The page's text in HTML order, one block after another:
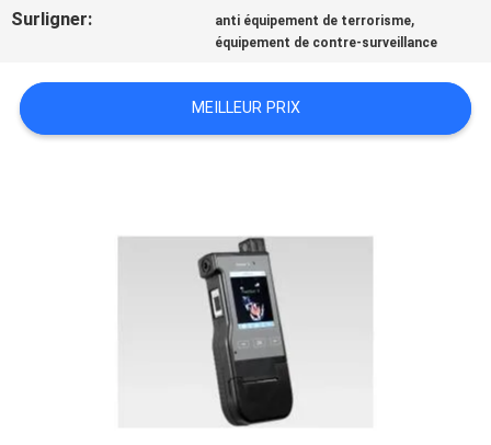
CITATION
Surligner: anti équipement de terrorisme,
équipement de contre-surveillance
MEILLEUR PRIX